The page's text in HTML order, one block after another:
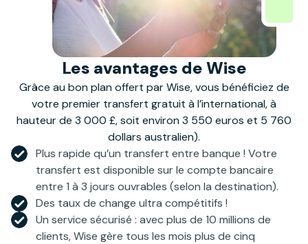
Les avantages de Wise
Grâce au bon plan offert par Wise, vous bénéficiez de
votre premier transfert gratuit à l’international, à
hauteur de 3 000 £, soit environ 3 550 euros et 5 760
dollars australien).
Plus rapide qu’un transfert entre banque ! Votre
transfert est disponible sur le compte bancaire
entre 1 à 3 jours ouvrables (selon la destination).
Des taux de change ultra compétitifs !
Un service sécurisé : avec plus de 10 millions de
clients, Wise gère tous les mois plus de cinq